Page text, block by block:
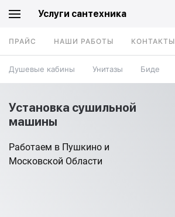
Услуги сантехника
ПРАЙС НАШИ РАБОТЫ КОНТАКТЫ
Душевые кабины Унитазы Биде
Установка сушильной
машины
Работаем в Пушкино и
Московской Области